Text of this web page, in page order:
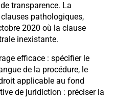
transparence. La
pathologiques,
2020 où la clause
inexistante.
efficace : spécifier le
de la procédure, le
applicable au fond
de juridiction : préciser la